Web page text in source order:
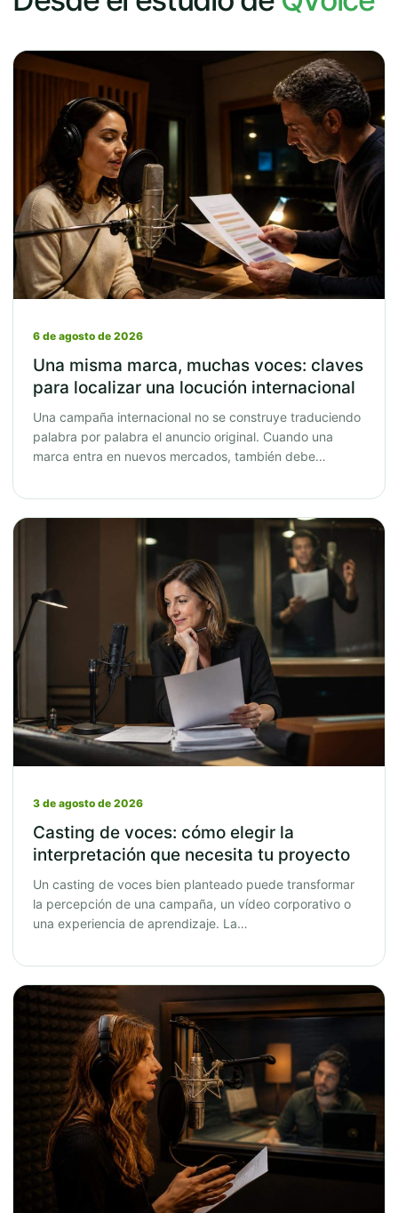
6 de agosto de 2026
Una misma marca, muchas voces: claves
para localizar una locución internacional
Una campaña internacional no se construye traduciendo
palabra por palabra el anuncio original. Cuando una
marca entra en nuevos mercados, también debe…
3 de agosto de 2026
Casting de voces: cómo elegir la
interpretación que necesita tu proyecto
Un casting de voces bien planteado puede transformar
la percepción de una campaña, un vídeo corporativo o
una experiencia de aprendizaje. La…